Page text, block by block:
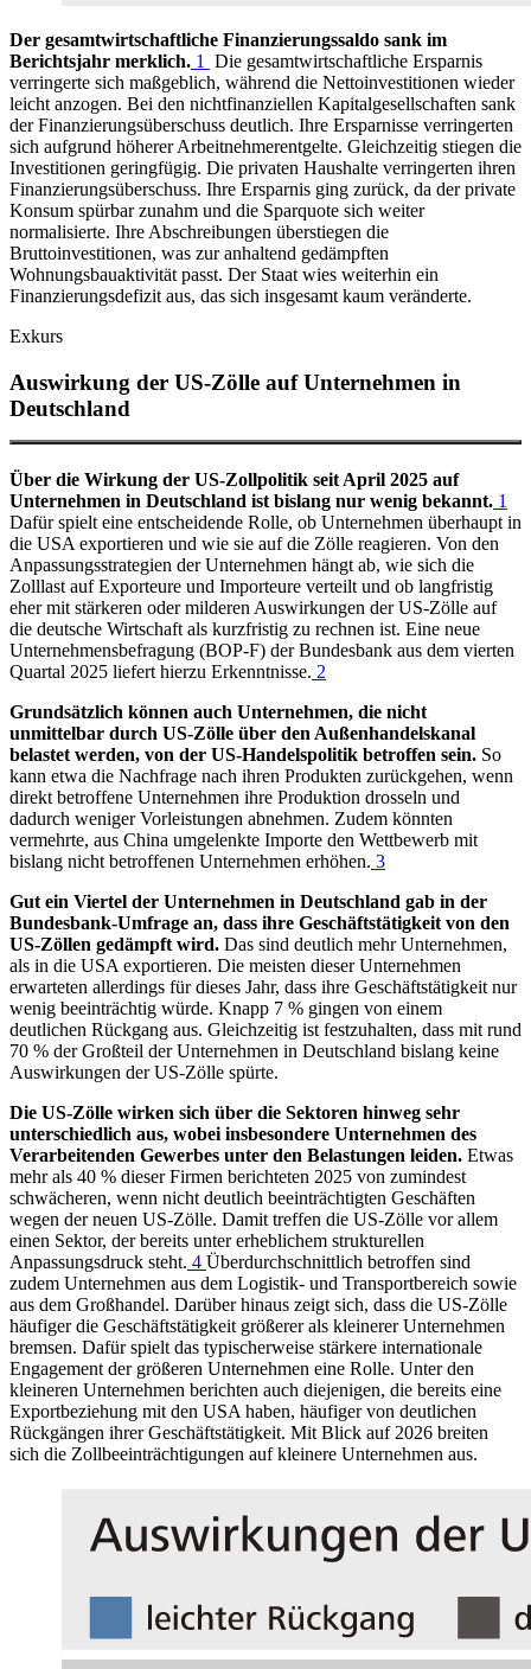
Der gesamtwirtschaftliche Finanzierungssaldo sank im
Berichtsjahr merklich. 1
Die gesamtwirtschaftliche Ersparnis
verringerte sich maßgeblich, während die Nettoinvestitionen wieder
leicht anzogen. Bei den nichtfinanziellen Kapitalgesellschaften sank
der Finanzierungsüberschuss deutlich. Ihre Ersparnisse verringerten
sich aufgrund höherer Arbeitnehmerentgelte. Gleichzeitig stiegen die
Investitionen geringfügig. Die privaten Haushalte verringerten ihren
Finanzierungsüberschuss. Ihre Ersparnis ging zurück, da der private
Konsum spürbar zunahm und die Sparquote sich weiter
normalisierte. Ihre Abschreibungen überstiegen die
Bruttoinvestitionen, was zur anhaltend gedämpften
Wohnungsbauaktivität passt. Der Staat wies weiterhin ein
Finanzierungsdefizit aus, das sich insgesamt kaum veränderte.
Exkurs
Auswirkung der US-Zölle auf Unternehmen in
Deutschland
Über die Wirkung der US-Zollpolitik seit April 2025 auf
Unternehmen in Deutschland ist bislang nur wenig bekannt. 1
Dafür spielt eine entscheidende Rolle, ob Unternehmen überhaupt in
die USA exportieren und wie sie auf die Zölle reagieren. Von den
Anpassungsstrategien der Unternehmen hängt ab, wie sich die
Zolllast auf Exporteure und Importeure verteilt und ob langfristig
eher mit stärkeren oder milderen Auswirkungen der US-Zölle auf
die deutsche Wirtschaft als kurzfristig zu rechnen ist. Eine neue
Unternehmensbefragung (BOP-F) der Bundesbank aus dem vierten
Quartal 2025 liefert hierzu Erkenntnisse. 2
Grundsätzlich können auch Unternehmen, die nicht
unmittelbar durch US-Zölle über den Außenhandelskanal
belastet werden, von der US-Handelspolitik betroffen sein. So
kann etwa die Nachfrage nach ihren Produkten zurückgehen, wenn
direkt betroffene Unternehmen ihre Produktion drosseln und
dadurch weniger Vorleistungen abnehmen. Zudem könnten
vermehrte, aus China umgelenkte Importe den Wettbewerb mit
bislang nicht betroffenen Unternehmen erhöhen. 3
Gut ein Viertel der Unternehmen in Deutschland gab in der
Bundesbank-Umfrage an, dass ihre Geschäftstätigkeit von den
US-Zöllen gedämpft wird. Das sind deutlich mehr Unternehmen,
als in die USA exportieren. Die meisten dieser Unternehmen
erwarteten allerdings für dieses Jahr, dass ihre Geschäftstätigkeit nur
wenig beeinträchtig würde. Knapp 7 % gingen von einem
deutlichen Rückgang aus. Gleichzeitig ist festzuhalten, dass mit rund
70 % der Großteil der Unternehmen in Deutschland bislang keine
Auswirkungen der US-Zölle spürte.
Die US-Zölle wirken sich über die Sektoren hinweg sehr
unterschiedlich aus, wobei insbesondere Unternehmen des
Verarbeitenden Gewerbes unter den Belastungen leiden. Etwas
mehr als 40 % dieser Firmen berichteten 2025 von zumindest
schwächeren, wenn nicht deutlich beeinträchtigten Geschäften
wegen der neuen US-Zölle. Damit treffen die US-Zölle vor allem
einen Sektor, der bereits unter erheblichem strukturellen
Anpassungsdruck steht. 4 Überdurchschnittlich betroffen sind
zudem Unternehmen aus dem Logistik- und Transportbereich sowie
aus dem Großhandel. Darüber hinaus zeigt sich, dass die US-Zölle
häufiger die Geschäftstätigkeit größerer als kleinerer Unternehmen
bremsen. Dafür spielt das typischerweise stärkere internationale
Engagement der größeren Unternehmen eine Rolle. Unter den
kleineren Unternehmen berichten auch diejenigen, die bereits eine
Exportbeziehung mit den USA haben, häufiger von deutlichen
Rückgängen ihrer Geschäftstätigkeit. Mit Blick auf 2026 breiten
sich die Zollbeeinträchtigungen auf kleinere Unternehmen aus.